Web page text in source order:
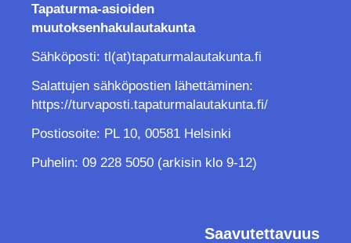
Tapaturma-asioiden
muutoksenhakulautakunta
Sähköposti: tl(at)tapaturmalautakunta.fi
Salattujen sähköpostien lähettäminen:
https://turvaposti.tapaturmalautakunta.fi/
Postiosoite: PL 10, 00581 Helsinki
Puhelin: 09 228 5050 (arkisin klo 9-12)
Saavutettavuus